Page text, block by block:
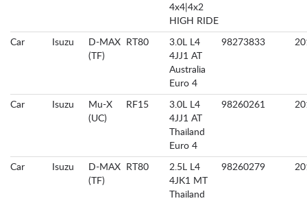
4x4|4x2
HIGH RIDE
Car Isuzu
D-MAX
(TF)
RT80
3.0L L4
4JJ1 AT
Australia
Euro 4
98273833
Car Isuzu
Mu-X
(UC)
RF15
3.0L L4
4JJ1 AT
Thailand
Euro 4
98260261
Car Isuzu
D-MAX
(TF)
RT80
2.5L L4
4JK1 MT
Thailand
98260279